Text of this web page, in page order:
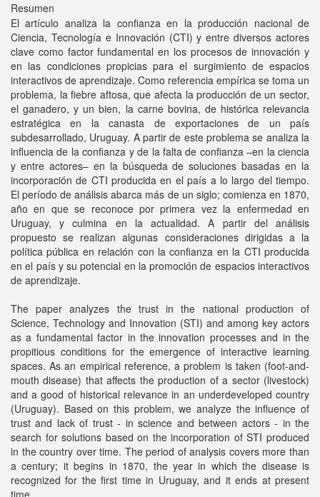
Resumen
El artículo analiza la confianza en la producción nacional de
Ciencia, Tecnología e Innovación (CTI) y entre diversos actores
clave como factor fundamental en los procesos de innovación y
en las condiciones propicias para el surgimiento de espacios
interactivos de aprendizaje. Como referencia empírica se toma un
problema, la fiebre aftosa, que afecta la producción de un sector,
el ganadero, y un bien, la carne bovina, de histórica relevancia
estratégica en la canasta de exportaciones de un país
subdesarrollado, Uruguay. A partir de este problema se analiza la
influencia de la confianza y de la falta de confianza –en la ciencia
y entre actores– en la búsqueda de soluciones basadas en la
incorporación de CTI producida en el país a lo largo del tiempo.
El período de análisis abarca más de un siglo; comienza en 1870,
año en que se reconoce por primera vez la enfermedad en
Uruguay, y culmina en la actualidad. A partir del análisis
propuesto se realizan algunas consideraciones dirigidas a la
política pública en relación con la confianza en la CTI producida
en el país y su potencial en la promoción de espacios interactivos
de aprendizaje.
The paper analyzes the trust in the national production of
Science, Technology and Innovation (STI) and among key actors
as a fundamental factor in the innovation processes and in the
propitious conditions for the emergence of interactive learning
spaces. As an empirical reference, a problem is taken (foot-and-
mouth disease) that affects the production of a sector (livestock)
and a good of historical relevance in an underdeveloped country
(Uruguay). Based on this problem, we analyze the influence of
trust and lack of trust - in science and between actors - in the
search for solutions based on the incorporation of STI produced
in the country over time. The period of analysis covers more than
a century; it begins in 1870, the year in which the disease is
recognized for the first time in Uruguay, and it ends at present